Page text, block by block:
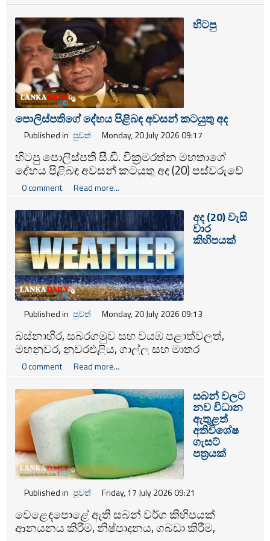
කවුන්සිලය පවසයි.
හිටපු
පොලිස්පතිගේ දේහය පිළිබඳ අවසන් කටයුතු අද
Published in පුවත් Monday, 20 July 2026 09:17
හිටපු පොලිස්පති සී.ඩී. වික්‍රමරත්න මහතාගේ
දේහය පිළිබඳ අවසන් කටයුතු අද (20) පස්වරුවේ
පොලිස් ගෞරව සහිතව බොරැල්ල කනත්තේදී සිදු
කිරීමට නියමිතව තිබේ.
0 comment Read more...
අද (20) වැසි
වාර
කිහිපයක්
Published in පුවත් Monday, 20 July 2026 09:13
බස්නාහිර, සබරගමුව සහ වයඹ පළාත්වලත්,
මහනුවර, නුවරඑළිය, ගාල්ල සහ මාතර
දිස්ත්‍රික්කවලත් අද (20) වැසි වාර කිහිපයක් ඇති විය
හැකි බව කාලගුණ විද්‍යා දෙපාර්තමේන්තුව පවසයි.
0 comment Read more...
සබන් වලට
නව විධාන
ඇතුළත්
අතිවිශේෂ
ගැසට්
පත්‍රයක්
Published in පුවත් Friday, 17 July 2026 09:21
වෙළෙඳපොළේ ඇති සබන් වර්ග කිහිපයක්
ආනයනය කිරීම, නිෂ්පාදනය, ගබඩා කිරීම,